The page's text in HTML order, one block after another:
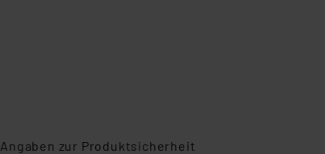
Angaben zur Produktsicherheit